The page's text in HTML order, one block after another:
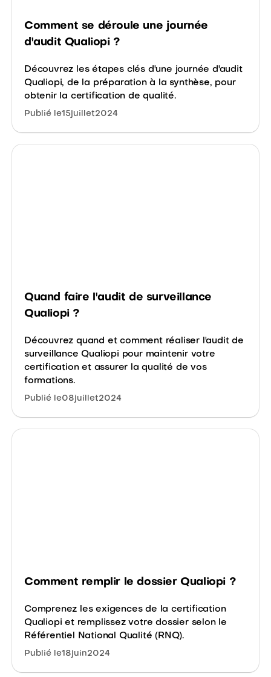
Comment se déroule une journée
d'audit Qualiopi ?
Découvrez les étapes clés d'une journée d'audit
Qualiopi, de la préparation à la synthèse, pour
obtenir la certification de qualité.
Publié le15juillet2024
Quand faire l'audit de surveillance
Qualiopi ?
Découvrez quand et comment réaliser l'audit de
surveillance Qualiopi pour maintenir votre
certification et assurer la qualité de vos
formations.
Publié le08juillet2024
Comment remplir le dossier Qualiopi ?
Comprenez les exigences de la certification
Qualiopi et remplissez votre dossier selon le
Référentiel National Qualité (RNQ).
Publié le18juin2024